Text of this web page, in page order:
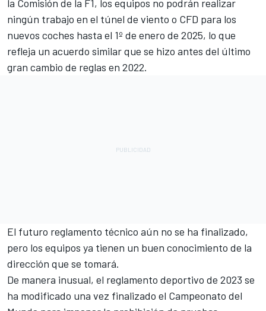
la Comisión de la F1, los equipos no podrán realizar
ningún trabajo en el túnel de viento o CFD para los
nuevos coches hasta el 1º de enero de 2025, lo que
refleja un acuerdo similar que se hizo antes del último
gran cambio de reglas en 2022.
El futuro reglamento técnico aún no se ha finalizado,
pero los equipos ya tienen un buen conocimiento de la
dirección que se tomará.
De manera inusual, el reglamento deportivo de 2023 se
ha modificado una vez finalizado el Campeonato del